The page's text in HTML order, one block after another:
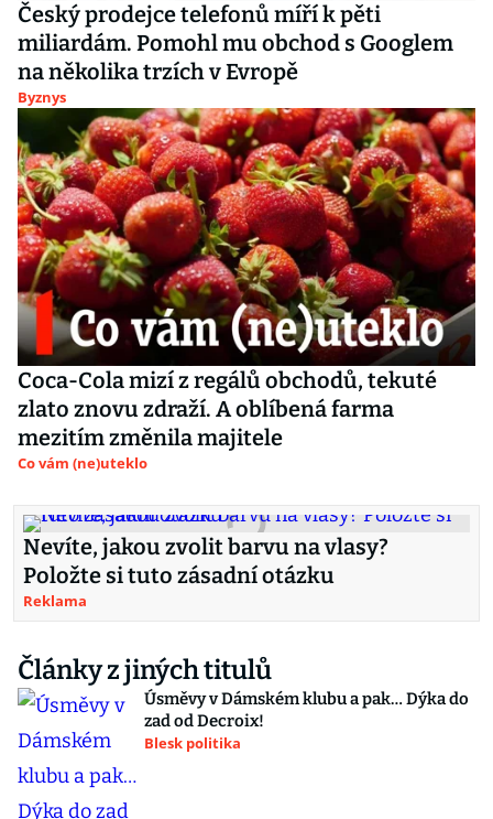
Český prodejce telefonů míří k pěti
miliardám. Pomohl mu obchod s Googlem
na několika trzích v Evropě
Byznys
Coca-Cola mizí z regálů obchodů, tekuté
zlato znovu zdraží. A oblíbená farma
mezitím změnila majitele
Co vám (ne)uteklo
Nevíte, jakou zvolit barvu na vlasy?
Položte si tuto zásadní otázku
Reklama
Články z jiných titulů
Úsměvy v Dámském klubu a pak… Dýka do
zad od Decroix!
Blesk politika